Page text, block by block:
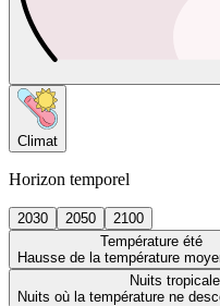
Climat
Horizon temporel
2030 2050
2100
Température été
Hausse de la température
Nuits
Nuits où la température ne